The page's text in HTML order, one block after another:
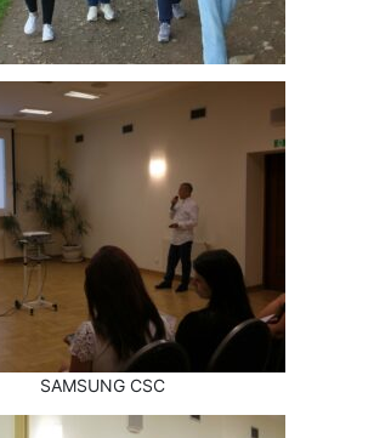
SAMSUNG CSC